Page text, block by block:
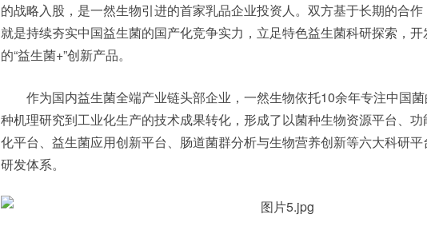
的战略入股，是一然生物引进的首家乳品企业投资人。双方基于长期的合作
就是持续夯实中国益生菌的国产化竞争实力，立足特色益生菌科研探索，
的“益生菌+”创新产品。
作为国内益生菌全端产业链头部企业，一然生物依托10余年专注中国
种机理研究到工业化生产的技术成果转化，形成了以菌种生物资源平台、
化平台、益生菌应用创新平台、肠道菌群分析与生物营养创新等六大科研
研发体系。